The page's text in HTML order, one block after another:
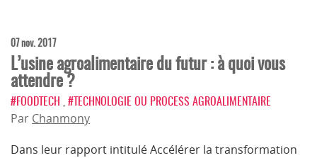
07 nov. 2017
L’usine agroalimentaire du futur : à quoi vous
attendre ?
#FOODTECH #TECHNOLOGIE OU PROCESS AGROALIMENTAIRE
Par Chanmony
Dans leur rapport intitulé Accélérer la transformation